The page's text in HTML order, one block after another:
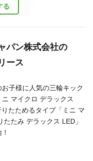
る
パン株式会社の
ース
お子様に人気の三輪キック
マイクロ デラックス
たためるタイプ「ミニ マ
たたみ デラックス LED」